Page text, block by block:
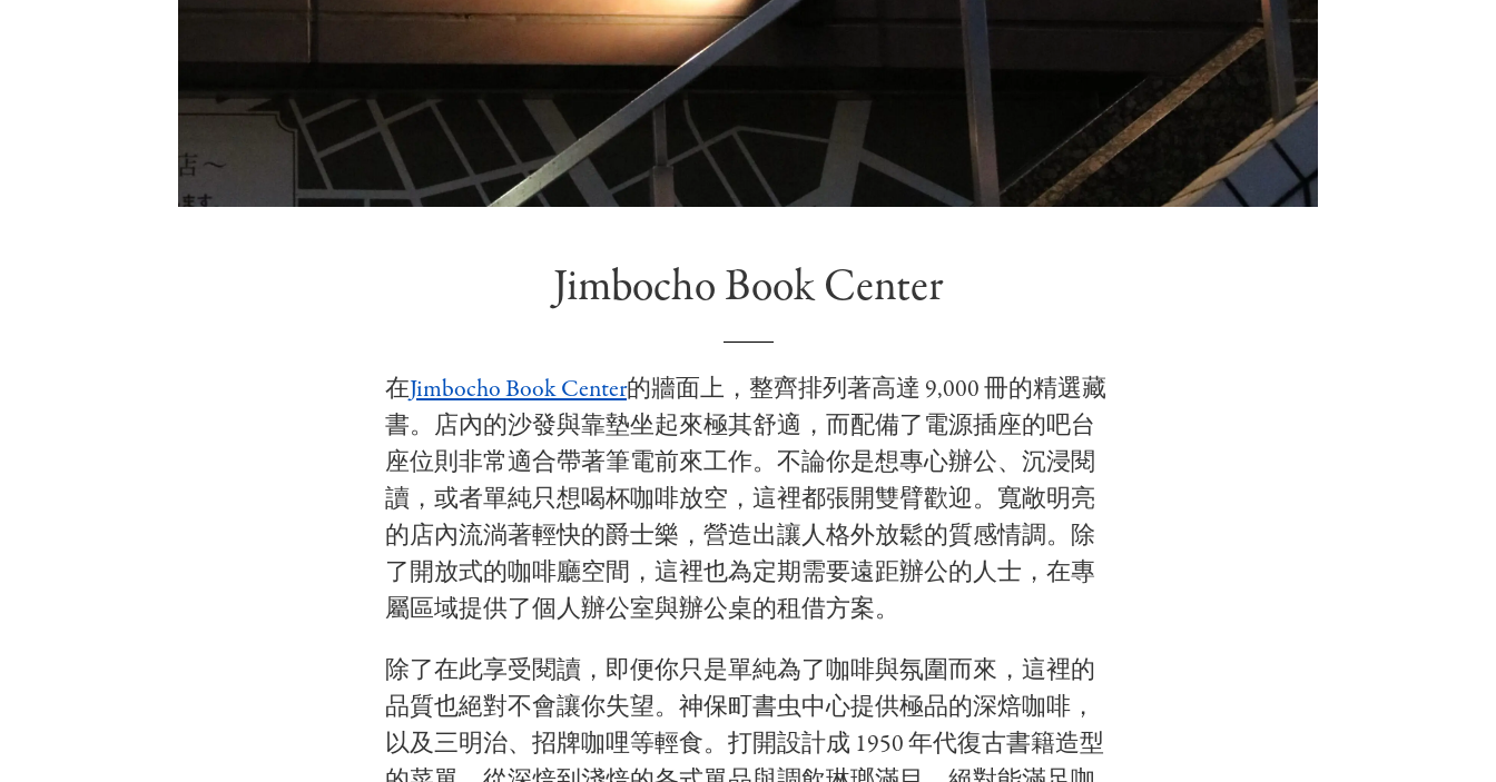
Jimbocho Book Center
在Jimbocho Book Center的牆面上，整齊排列著高達 9,000 冊的精選藏
書。店內的沙發與靠墊坐起來極其舒適，而配備了電源插座的吧台
座位則非常適合帶著筆電前來工作。不論你是想專心辦公、沉浸閱
讀，或者單純只想喝杯咖啡放空，這裡都張開雙臂歡迎。寬敞明亮
的店內流淌著輕快的爵士樂，營造出讓人格外放鬆的質感情調。除
了開放式的咖啡廳空間，這裡也為定期需要遠距辦公的人士，在專
屬區域提供了個人辦公室與辦公桌的租借方案。
除了在此享受閱讀，即便你只是單純為了咖啡與氛圍而來，這裡的
品質也絕對不會讓你失望。神保町書虫中心提供極品的深焙咖啡，
以及三明治、招牌咖哩等輕食。打開設計成 1950 年代復古書籍造型